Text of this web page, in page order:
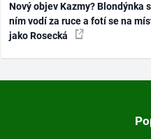
Nový objev Kazmy? Blondýnka
ním vodí za ruce a fotí se na
jako Rosecká